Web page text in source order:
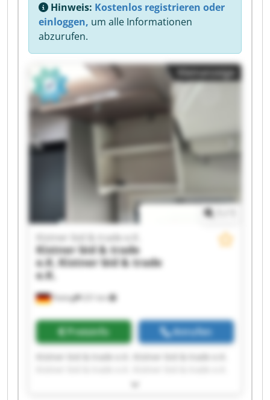
Hinweis: Kostenlos registrieren oder
einloggen, um alle Informationen
abzurufen.
Kleinanzeige
Peiting 231 km
Kistner bid & trade e.K.
Kistner bid & trade
e.K. Kistner bid & trade
e.K.
Preisinfo Anrufen
Kistner bid & trade e.K. Kistner bid & trade e.K.